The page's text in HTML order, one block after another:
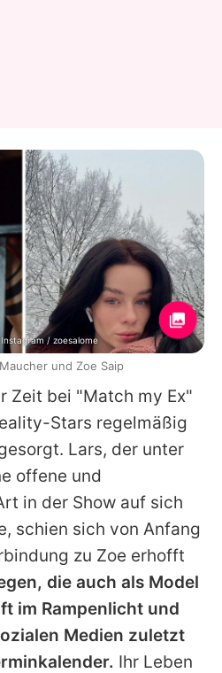
Zeit bei "Match my Ex"
Stars regelmäßig
Lars, der unter
offene und
in der Show auf sich
schien sich von Anfang
zu Zoe erhofft
die auch als Model
im Rampenlicht und
Medien zuletzt
Ihr Leben
/ zoesalome
und Zoe Saip